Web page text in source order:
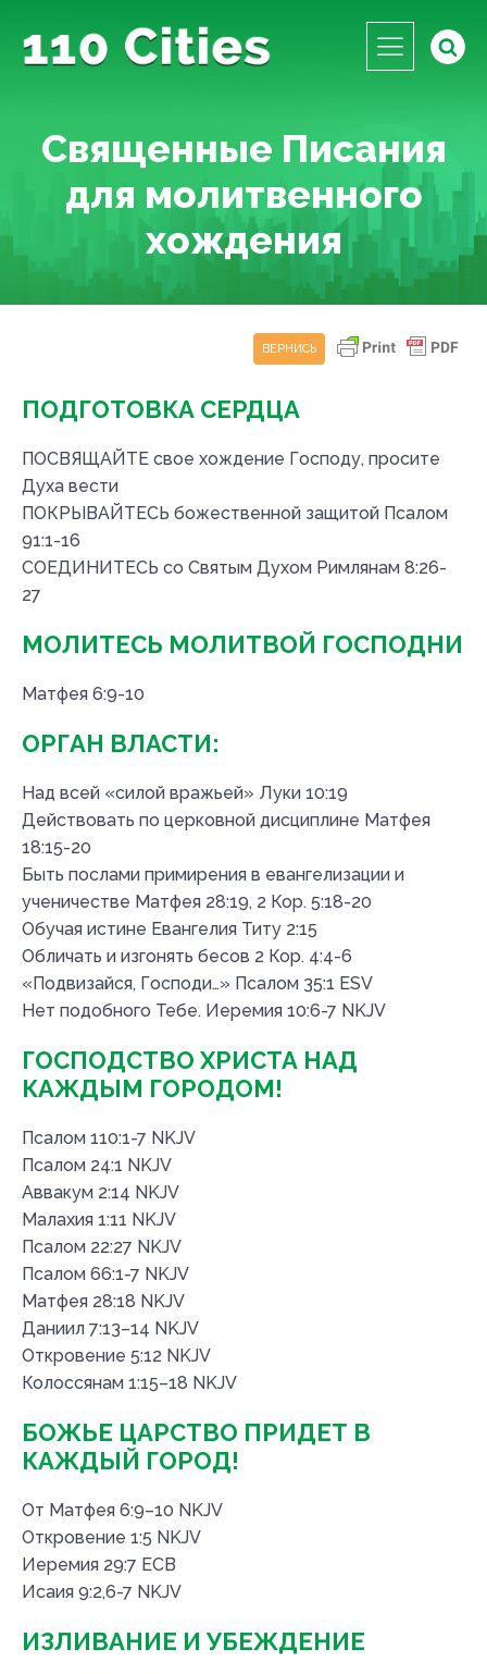
Священные Писания
для молитвенного
хождения
ВЕРНИСЬ
ПОДГОТОВКА СЕРДЦА
ПОСВЯЩАЙТЕ свое хождение Господу, просите
Духа вести
ПОКРЫВАЙТЕСЬ божественной защитой Псалом
91:1-16
СОЕДИНИТЕСЬ со Святым Духом Римлянам 8:26-
27
МОЛИТЕСЬ МОЛИТВОЙ ГОСПОДНИ
Матфея 6:9-10
ОРГАН ВЛАСТИ:
Над всей «силой вражьей» Луки 10:19
Действовать по церковной дисциплине Матфея
18:15-20
Быть послами примирения в евангелизации и
ученичестве Матфея 28:19, 2 Кор. 5:18-20
Обучая истине Евангелия Титу 2:15
Обличать и изгонять бесов 2 Кор. 4:4-6
«Подвизайся, Господи…» Псалом 35:1 ESV
Нет подобного Тебе. Иеремия 10:6-7 NKJV
ГОСПОДСТВО ХРИСТА НАД
КАЖДЫМ ГОРОДОМ!
Псалом 110:1-7 NKJV
Псалом 24:1 NKJV
Аввакум 2:14 NKJV
Малахия 1:11 NKJV
Псалом 22:27 NKJV
Псалом 66:1-7 NKJV
Матфея 28:18 NKJV
Даниил 7:13–14 NKJV
Откровение 5:12 NKJV
Колоссянам 1:15–18 NKJV
БОЖЬЕ ЦАРСТВО ПРИДЕТ В
КАЖДЫЙ ГОРОД!
От Матфея 6:9–10 NKJV
Откровение 1:5 NKJV
Иеремия 29:7 ЕСВ
Исаия 9:2,6-7 NKJV
ИЗЛИВАНИЕ И УБЕЖДЕНИЕ